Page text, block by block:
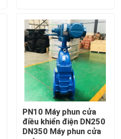
PN10 Máy phun cửa
điều khiển điện DN250
DN350 Máy phun cửa